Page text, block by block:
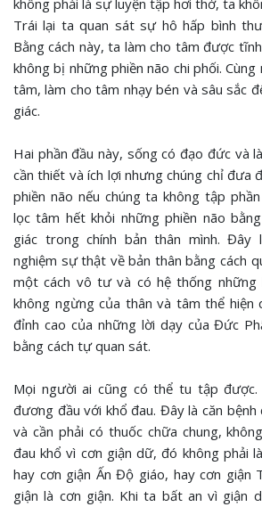
không phải là sự luyện tập hơi thở, ta
Trái lại ta quan sát sự hô hấp bình
Bằng cách này, ta làm cho tâm được
không bị những phiền não chi phối.
tâm, làm cho tâm nhạy bén và sâu sắc
giác.
Hai phần đầu này, sống có đạo đức và
cần thiết và ích lợi nhưng chúng chỉ đưa
phiền não nếu chúng ta không tập
lọc tâm hết khỏi những phiền não
giác trong chính bản thân mình. Đây
nghiệm sự thật về bản thân bằng cách
một cách vô tư và có hệ thống những
không ngừng của thân và tâm thể hiện
đỉnh cao của những lời dạy của Đức
bằng cách tự quan sát.
Mọi người ai cũng có thể tu tập được.
đương đầu với khổ đau. Đây là căn bệnh
và cần phải có thuốc chữa chung,
đau khổ vì cơn giận dữ, đó không phải
hay cơn giận Ấn Độ giáo, hay cơn giận
giận là cơn giận. Khi ta bất an vì giận